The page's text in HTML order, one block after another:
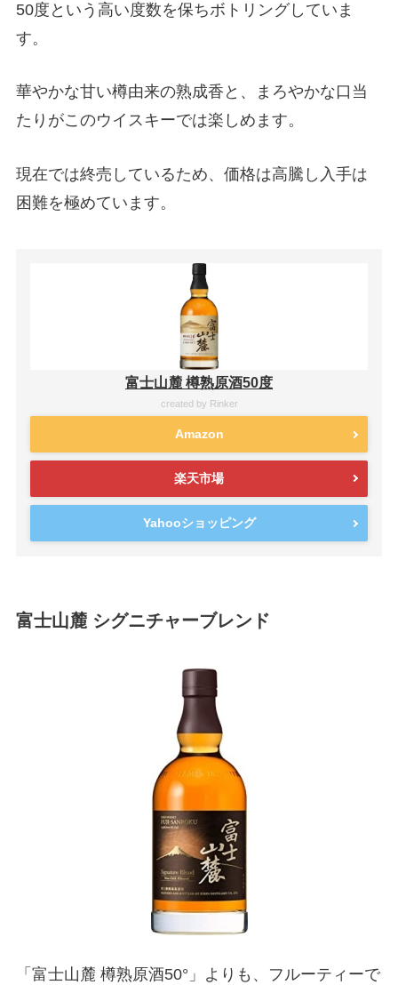
50度という高い度数を保ちボトリングしていま
す。
華やかな甘い樽由来の熟成香と、まろやかな口当
たりがこのウイスキーでは楽しめます。
現在では終売しているため、価格は高騰し入手は
困難を極めています。
富士山麓 樽熟原酒50度
created by Rinker
Amazon
楽天市場
Yahooショッピング
富士山麓 シグニチャーブレンド
「富士山麓 樽熟原酒50°」よりも、フルーティーで